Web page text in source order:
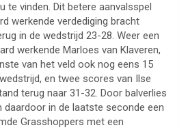
te vinden. Dit betere aanvalsspel
werkende verdediging bracht
in de wedstrijd 23-28. Weer een
werkende Marloes van Klaveren,
van het veld ook nog eens 15
en twee scores van Ilse
terug naar 31-32. Door balverlies
daardoor in de laatste seconde een
Grasshoppers met een